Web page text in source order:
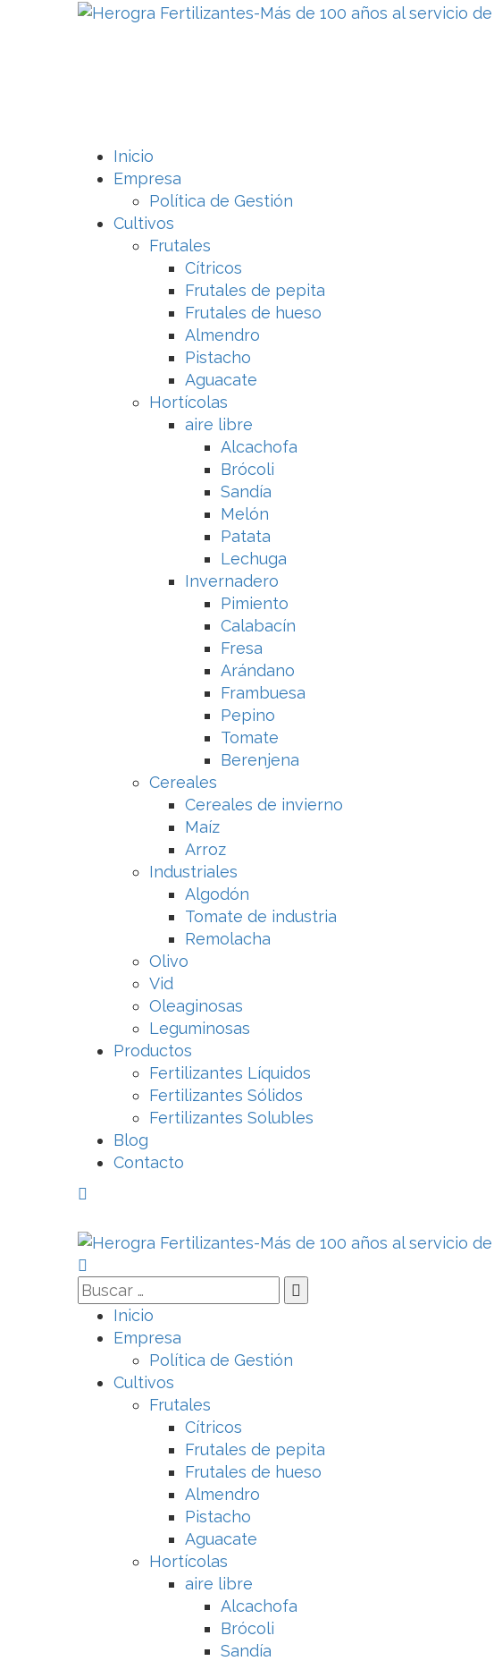
Inicio
Empresa
Política de Gestión
Cultivos
Frutales
Cítricos
Frutales de pepita
Frutales de hueso
Almendro
Pistacho
Aguacate
Hortícolas
aire libre
Alcachofa
Brócoli
Sandía
Melón
Patata
Lechuga
Invernadero
Pimiento
Calabacín
Fresa
Arándano
Frambuesa
Pepino
Tomate
Berenjena
Cereales
Cereales de invierno
Maíz
Arroz
Industriales
Algodón
Tomate de industria
Remolacha
Olivo
Vid
Oleaginosas
Leguminosas
Productos
Fertilizantes Líquidos
Fertilizantes Sólidos
Fertilizantes Solubles
Blog
Contacto
Inicio
Empresa
Política de Gestión
Cultivos
Frutales
Cítricos
Frutales de pepita
Frutales de hueso
Almendro
Pistacho
Aguacate
Hortícolas
aire libre
Alcachofa
Brócoli
Sandía